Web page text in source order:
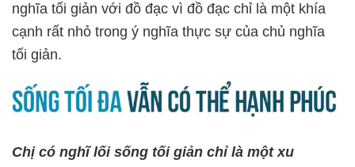
nghĩa tối giản với đồ đạc vì đồ đạc chỉ là một khía
cạnh rất nhỏ trong ý nghĩa thực sự của chủ nghĩa
tối giản.
Chị có nghĩ lối sống tối giản chỉ là một xu